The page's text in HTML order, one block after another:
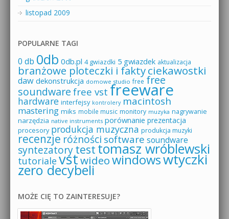
listopad 2009
POPULARNE TAGI
0 db 0db 0db.pl 4 gwiazdki 5 gwiazdek aktualizacja
branżowe ploteczki i faktyciekawostki
daw dekonstrukcja domowe studio free free
soundware free vst freeware
hardware interfejsy kontrolery macintosh
mastering miks mobile music monitory muzyka nagrywanie
narzędzia native instruments porównanie prezentacja
procesory produkcja muzyczna produkcja muzyki
recenzje różności software soundware
syntezatorytesttomasz wróblewski
tutoriale vstwideowindowswtyczki
zero decybeli
MOŻE CIĘ TO ZAINTERESUJE?